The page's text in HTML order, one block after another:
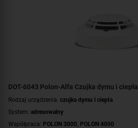
DOT-6043 Polon-Alfa Czujka dymu i ciepła
Rodzaj urządzenia: czujka dymu i ciepła
System: adresowalny
Współpraca: POLON 3000 POLON 4000